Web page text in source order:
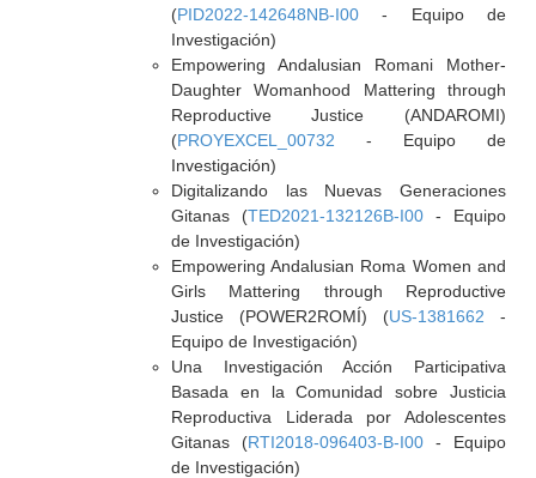
(PID2022-142648NB-I00- Equipo de
Investigación)
Empowering Andalusian Romani Mother-
Daughter Womanhood Mattering through
Reproductive Justice (ANDAROMI)
(PROYEXCEL_00732 - Equipo de
Investigación)
Digitalizando las Nuevas Generaciones
Gitanas (TED2021-132126B-I00- Equipo
de Investigación)
Empowering Andalusian Roma Women and
Girls Mattering through Reproductive
Justice (POWER2ROMÍ) (US-1381662 -
Equipo de Investigación)
Una Investigación Acción Participativa
Basada en la Comunidad sobre Justicia
Reproductiva Liderada por Adolescentes
Gitanas (RTI2018-096403-B-I00- Equipo
de Investigación)